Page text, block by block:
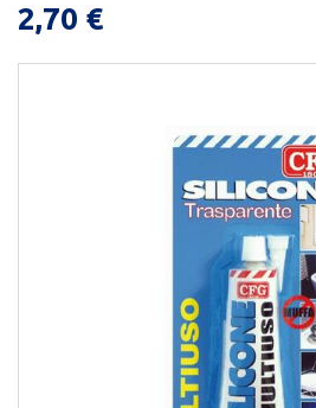
2,70 €